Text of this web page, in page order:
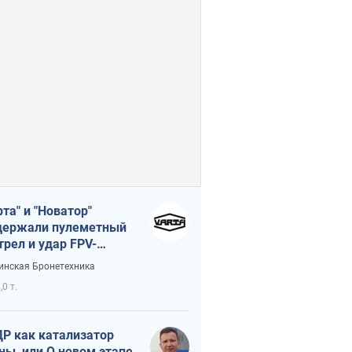
и "Новатор"
пулеметный
и удар FPV-
сохранив жизнь
Бронетехника
т.
как катализатор